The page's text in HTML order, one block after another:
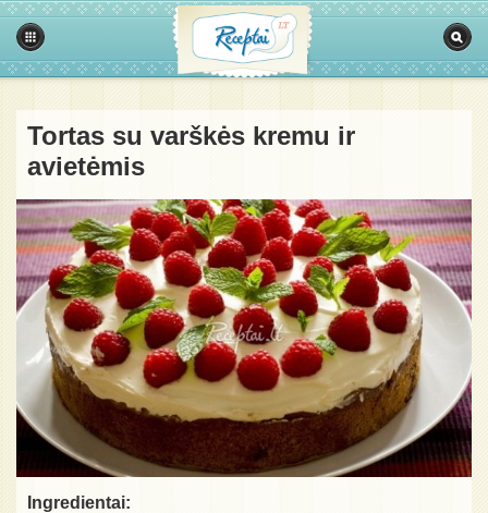
Tortas su varškės kremu ir
avietėmis
Ingredientai: